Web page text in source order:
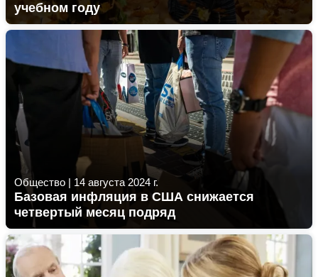
учебном году
Общество | 14 августа 2024 г.
Базовая инфляция в США снижается
четвертый месяц подряд